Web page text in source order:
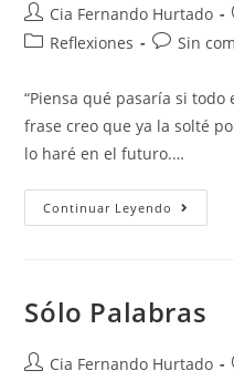
Cia Fernando Hurtado
Reflexiones
Sin
“Piensa qué pasaría si todo
frase creo que ya la solté
lo haré en el futuro.…
Continuar Leyendo
Sólo Palabras
Cia Fernando Hurtado